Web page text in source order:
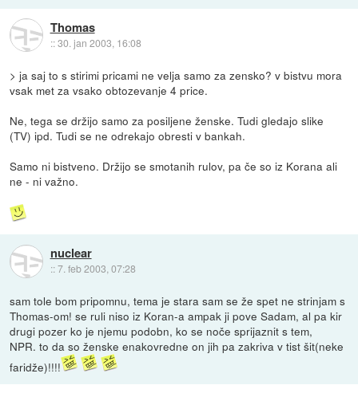
Thomas
::30. jan 2003, 16:08
> ja saj to s stirimi pricami ne velja samo za zensko? v bistvu mora
vsak met za vsako obtozevanje 4 price.
Ne, tega se držijo samo za posiljene ženske. Tudi gledajo slike
(TV) ipd. Tudi se ne odrekajo obresti v bankah.
Samo ni bistveno. Držijo se smotanih rulov, pa če so iz Korana ali
ne - ni važno.
nuclear
::7. feb 2003, 07:28
sam tole bom pripomnu, tema je stara sam se že spet ne strinjam s
Thomas-om! se ruli niso iz Koran-a ampak ji pove Sadam, al pa kir
drugi pozer ko je njemu podobn, ko se noče sprijaznit s tem,
NPR. to da so ženske enakovredne on jih pa zakriva v tist šit(neke
faridže)!!!!